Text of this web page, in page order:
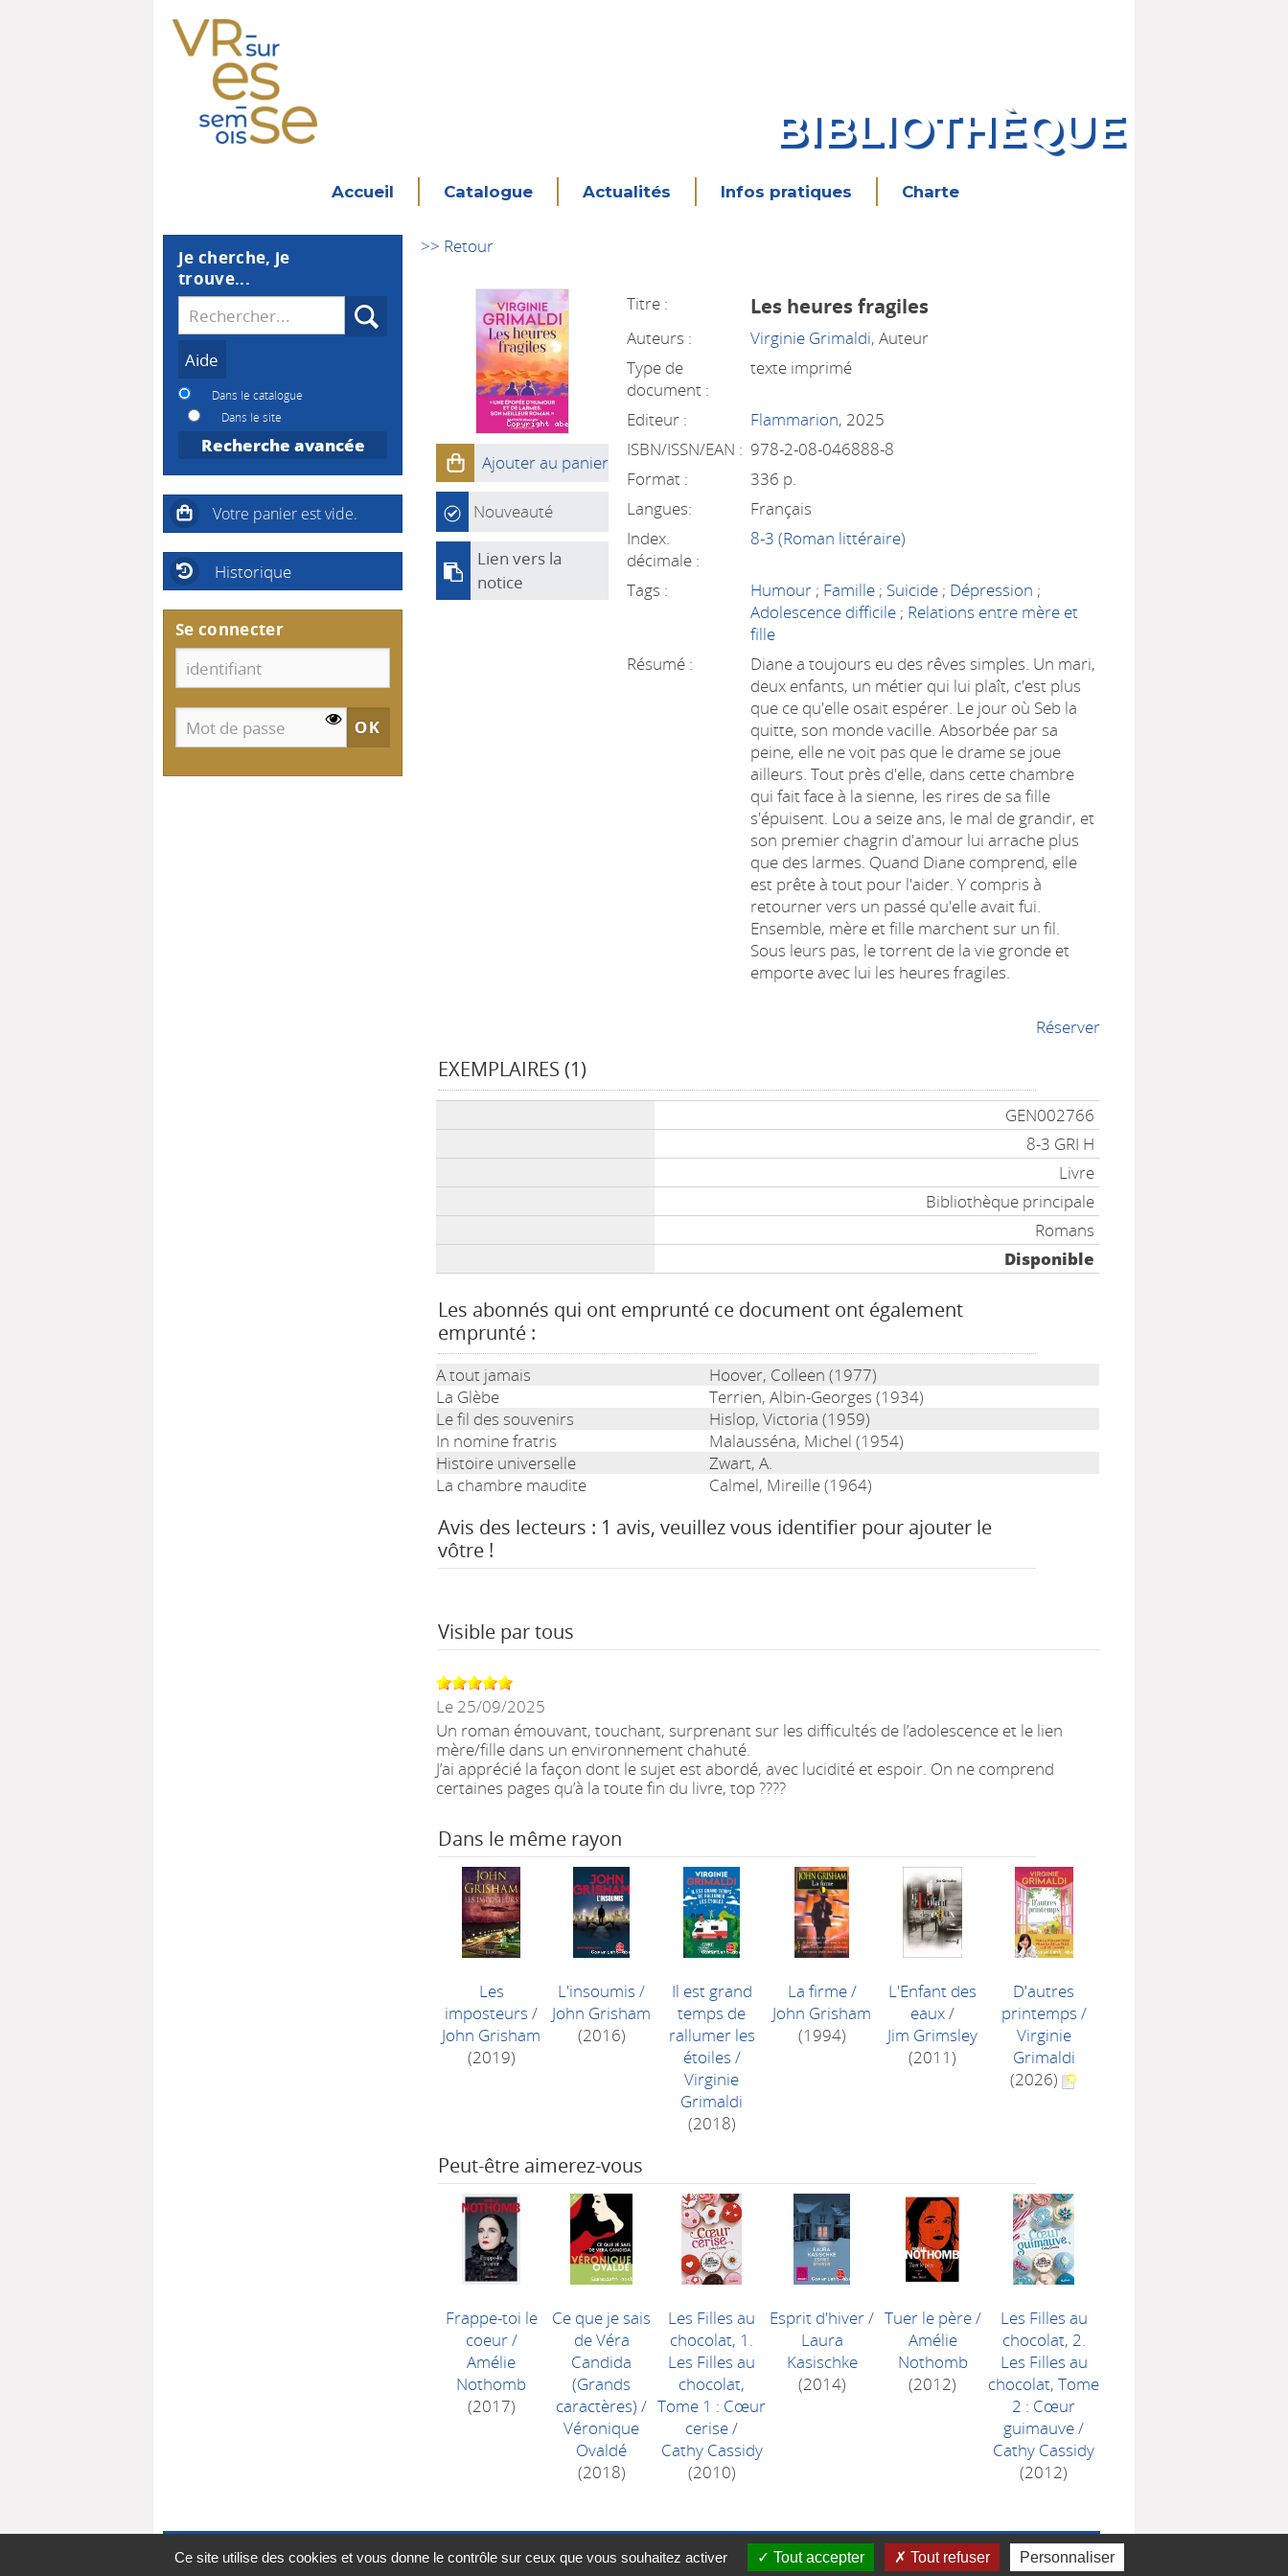
BIBLIOTHÈQUE
Accueil Catalogue Actualités Infos pratiques Charte
>> Retour
Ajouter au panier
Nouveauté
Lien vers la
notice
Titre : Les heures fragiles
Auteurs : Virginie Grimaldi, Auteur
Type de
document :
texte imprimé
Editeur : Flammarion, 2025
ISBN/ISSN/EAN : 978-2-08-046888-8
Format :
336 p.
Langues:
Français
Index.
décimale :
8-3 (Roman littéraire)
Tags : Humour ; Famille ; Suicide ; Dépression ;
Adolescence difficile ; Relations entre mère et
fille
Résumé :
Diane a toujours eu des rêves simples. Un mari,
deux enfants, un métier qui lui plaît, c'est plus
que ce qu'elle osait espérer. Le jour où Seb la
quitte, son monde vacille. Absorbée par sa
peine, elle ne voit pas que le drame se joue
ailleurs. Tout près d'elle, dans cette chambre
qui fait face à la sienne, les rires de sa fille
s'épuisent. Lou a seize ans, le mal de grandir, et
son premier chagrin d'amour lui arrache plus
que des larmes. Quand Diane comprend, elle
est prête à tout pour l'aider. Y compris à
retourner vers un passé qu'elle avait fui.
Ensemble, mère et fille marchent sur un fil.
Sous leurs pas, le torrent de la vie gronde et
emporte avec lui les heures fragiles.
Réserver
EXEMPLAIRES (1)
GEN002766
8-3 GRI H
Livre
Bibliothèque principale
Romans
Disponible
Les abonnés qui ont emprunté ce document ont également
emprunté :
A tout jamais
Hoover, Colleen (1977)
La Glèbe
Terrien, Albin-Georges (1934)
Le fil des souvenirs
Hislop, Victoria (1959)
In nomine fratris
Malausséna, Michel (1954)
Histoire universelle
Zwart, A.
La chambre maudite
Calmel, Mireille (1964)
Avis des lecteurs : 1 avis, veuillez vous identifier pour ajouter le
vôtre !
Visible par tous
Le 25/09/2025
Un roman émouvant, touchant, surprenant sur les difficultés de l’adolescence et le lien
mère/fille dans un environnement chahuté.
J’ai apprécié la façon dont le sujet est abordé, avec lucidité et espoir. On ne comprend
certaines pages qu’à la toute fin du livre, top ????
Dans le même rayon
Les
imposteurs /
John Grisham
(2019)
L'insoumis /
John Grisham
(2016)
Il est grand
temps de
rallumer les
étoiles /
Virginie
Grimaldi
(2018)
La firme/
John Grisham
(1994)
L'Enfant des
eaux/
Jim Grimsley
(2011)
D'autres
printemps /
Virginie
Grimaldi
(2026)
Peut-être aimerez-vous
Frappe-toi le
coeur/
Amélie
Nothomb
(2017)
Ce que je sais
de Véra
Candida
(Grands
caractères) /
Véronique
Ovaldé
(2018)
Les Filles au
chocolat, 1.
Les Filles au
chocolat,
Tome 1 : Cœur
cerise/
Cathy Cassidy
(2010)
Esprit d'hiver/
Laura
Kasischke
(2014)
Tuer le père/
Amélie
Nothomb
(2012)
Les Filles au
chocolat, 2.
Les Filles au
chocolat, Tome
2 : Cœur
guimauve/
Cathy Cassidy
(2012)
Je cherche, je
trouve...
Recherche
Dans le catalogue
Dans le site
Recherche avancée
Historique
Se connecter
A- A A+
Ce site utilise des cookies et vous donne le contrôle sur ceux que vous souhaitez activer Tout accepter Tout refuser Personnaliser